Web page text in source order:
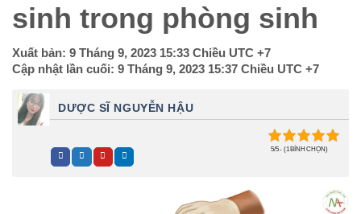
sinh trong phòng sinh
Xuất bản: 9 Tháng 9, 2023 15:33 Chiều UTC +7
Cập nhật lần cuối: 9 Tháng 9, 2023 15:37 Chiều UTC +7
DƯỢC SĨ NGUYỄN HẬU
5/5 - (1 BÌNH CHỌN)